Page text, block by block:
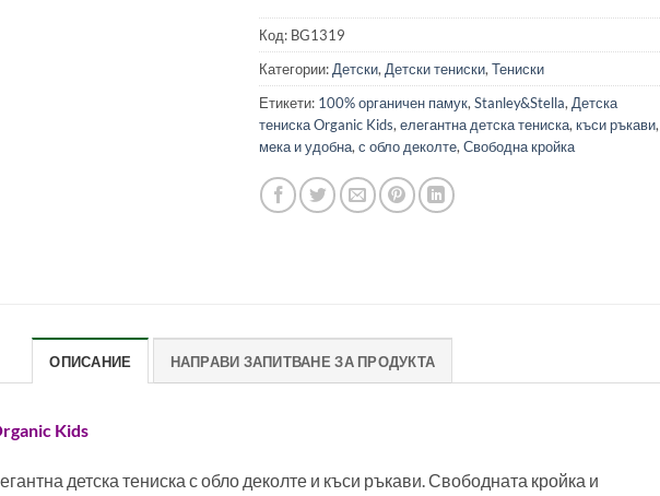
Код: BG1319
Категории:Детски,Детски тениски,Тениски
Етикети: 100% органичен памук,Stanley&Stella,Детска
тениска Organic Kids,елегантна детска тениска,къси ръкави,
мека и удобна,с обло деколте,Свободна кройка
ОПИСАНИЕ НАПРАВИ ЗАПИТВАНЕ ЗА ПРОДУКТА
Kids
детска тениска с обло деколте и къси ръкави. Свободната кройка и